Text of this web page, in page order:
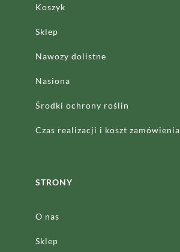
Koszyk
Sklep
Nawozy dolistne
Nasiona
Środki ochrony roślin
Czas realizacji i koszt zamówienia
STRONY
O nas
Sklep